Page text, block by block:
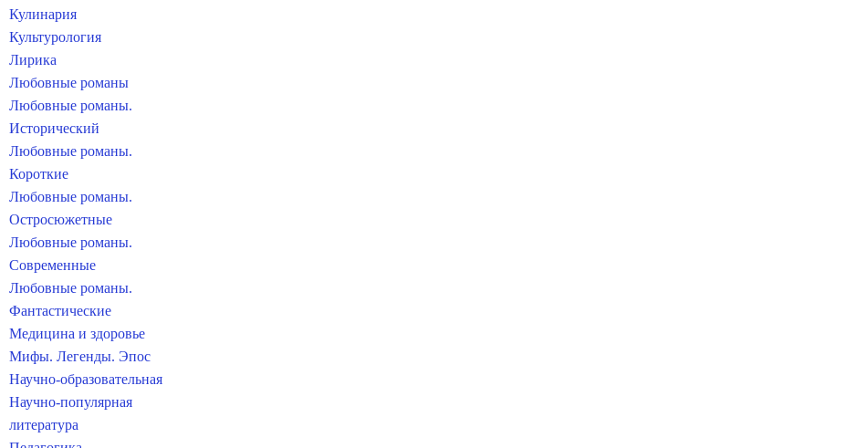
Кулинария
Культурология
Лирика
Любовные романы
Любовные романы.
Исторический
Любовные романы.
Короткие
Любовные романы.
Остросюжетные
Любовные романы.
Современные
Любовные романы.
Фантастические
Медицина и здоровье
Мифы. Легенды. Эпос
Научно-образовательная
Научно-популярная
литература